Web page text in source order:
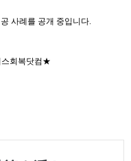
사례를 공개 중입니다.
스회복닷컴★